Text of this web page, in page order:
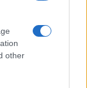
otherhogy
sötétedik, a